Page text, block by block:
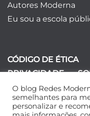
Autores Moderna
Eu sou a escola
CÓDIGO DE ÉTICA
PRIVACIDADE
©Editora Moderna
direitos reservados.
O blog Redes
semelhantes para
personalizar e